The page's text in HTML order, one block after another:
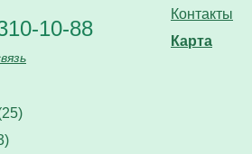
Контакты
Карта
10-88